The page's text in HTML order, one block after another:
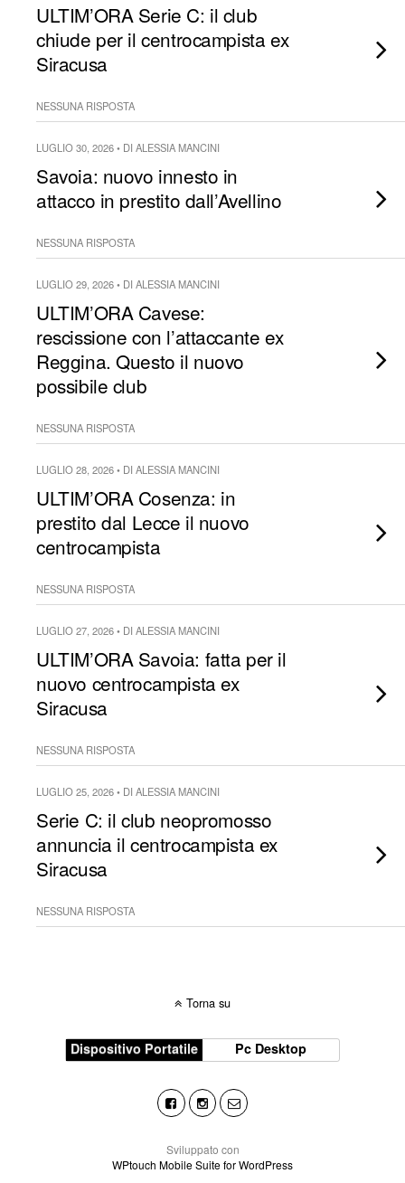
ULTIM’ORA Serie C: il club
chiude per il centrocampista ex
Siracusa
NESSUNA RISPOSTA
LUGLIO 30, 2026 • DI ALESSIA MANCINI
Savoia: nuovo innesto in
attacco in prestito dall’Avellino
NESSUNA RISPOSTA
LUGLIO 29, 2026 • DI ALESSIA MANCINI
ULTIM’ORA Cavese:
rescissione con l’attaccante ex
Reggina. Questo il nuovo
possibile club
NESSUNA RISPOSTA
LUGLIO 28, 2026 • DI ALESSIA MANCINI
ULTIM’ORA Cosenza: in
prestito dal Lecce il nuovo
centrocampista
NESSUNA RISPOSTA
LUGLIO 27, 2026 • DI ALESSIA MANCINI
ULTIM’ORA Savoia: fatta per il
nuovo centrocampista ex
Siracusa
NESSUNA RISPOSTA
LUGLIO 25, 2026 • DI ALESSIA MANCINI
Serie C: il club neopromosso
annuncia il centrocampista ex
Siracusa
NESSUNA RISPOSTA
Torna su
Dispositivo Portatile Pc Desktop
Sviluppato con
WPtouch Mobile Suite for WordPress